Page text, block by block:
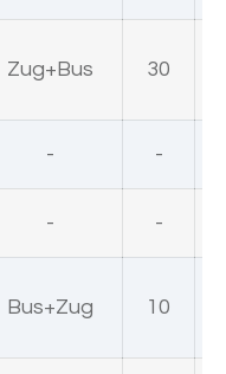
Zug+Bus 30
- -
- -
Bus+Zug 10